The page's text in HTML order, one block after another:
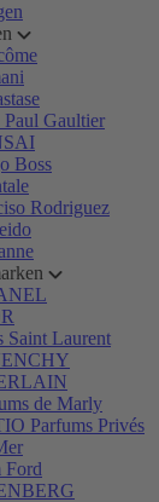
Paul Gaultier
Boss
Rodriguez
Saint Laurent
de Marly
Parfums Privés
Ford